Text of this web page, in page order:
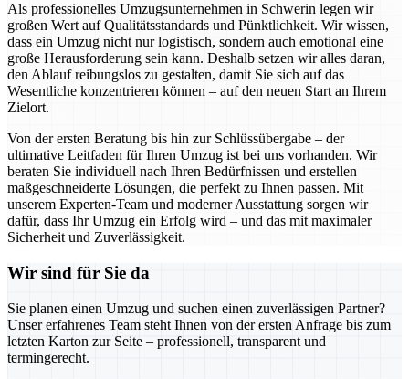
Als professionelles Umzugsunternehmen in Schwerin legen wir
großen Wert auf Qualitätsstandards und Pünktlichkeit. Wir wissen,
dass ein Umzug nicht nur logistisch, sondern auch emotional eine
große Herausforderung sein kann. Deshalb setzen wir alles daran,
den Ablauf reibungslos zu gestalten, damit Sie sich auf das
Wesentliche konzentrieren können – auf den neuen Start an Ihrem
Zielort.
Von der ersten Beratung bis hin zur Schlüssübergabe – der
ultimative Leitfaden für Ihren Umzug ist bei uns vorhanden. Wir
beraten Sie individuell nach Ihren Bedürfnissen und erstellen
maßgeschneiderte Lösungen, die perfekt zu Ihnen passen. Mit
unserem Experten-Team und moderner Ausstattung sorgen wir
dafür, dass Ihr Umzug ein Erfolg wird – und das mit maximaler
Sicherheit und Zuverlässigkeit.
Wir sind für Sie da
Sie planen einen Umzug und suchen einen zuverlässigen Partner?
Unser erfahrenes Team steht Ihnen von der ersten Anfrage bis zum
letzten Karton zur Seite – professionell, transparent und
termingerecht.